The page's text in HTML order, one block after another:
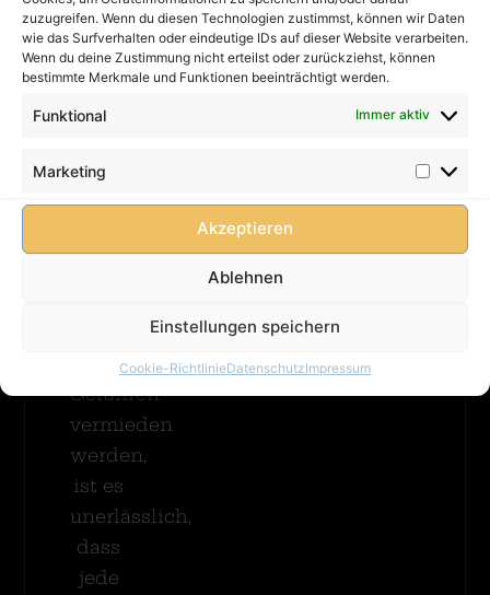
zuzugreifen. Wenn du diesen Technologien zustimmst, können wir Daten
wie das Surfverhalten oder eindeutige IDs auf dieser Website verarbeiten.
Wenn du deine Zustimmung nicht erteilst oder zurückziehst, können
bestimmte Merkmale und Funktionen beeinträchtigt werden.
Funktional Immer aktiv
Marketing
Akzeptieren
Ablehnen
Einstellungen speichern
Cookie-RichtlinieDatenschutzImpressum
Priorität:
Eine
Hüpfburg
muss
betreut
Damit
Kinder
mögliche
Gefahren
vermieden
werden,
ist es
unerlässlich,
dass
jede
Impressum
Datenschutz
Ritterburg
XXL
Merhr
Lieferung
Erfahren